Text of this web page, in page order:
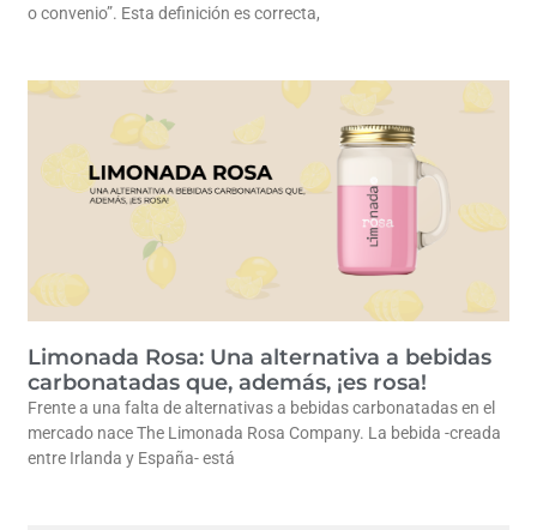
o convenio”. Esta definición es correcta,
Limonada Rosa: Una alternativa a bebidas
carbonatadas que, además, ¡es rosa!
Frente a una falta de alternativas a bebidas carbonatadas en el
mercado nace The Limonada Rosa Company. La bebida -creada
entre Irlanda y España- está